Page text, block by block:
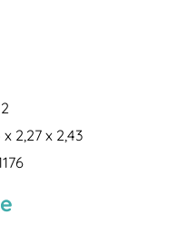
x 2,27 x 2,43